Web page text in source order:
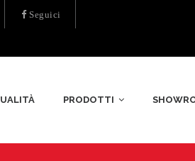
Seguici
PRODOTTI